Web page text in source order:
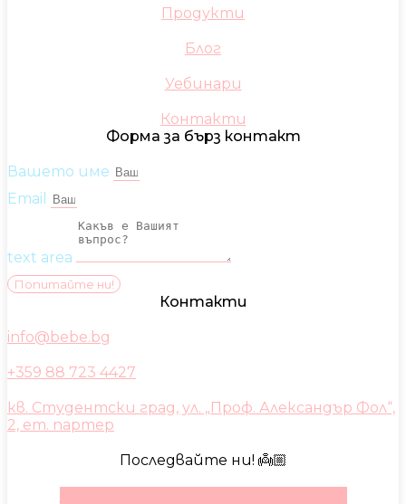
Продукти
Блог
Уебинари
Контакти
Форма за бърз контакт
Вашето име
Email
text area
Попитайте ни!
Контакти
info@bebe.bg
+359 88 723 4427
кв. Студентски град, ул. „Проф. Александър Фол“,
2, ет. партер
Последвайте ни! 👼🏼